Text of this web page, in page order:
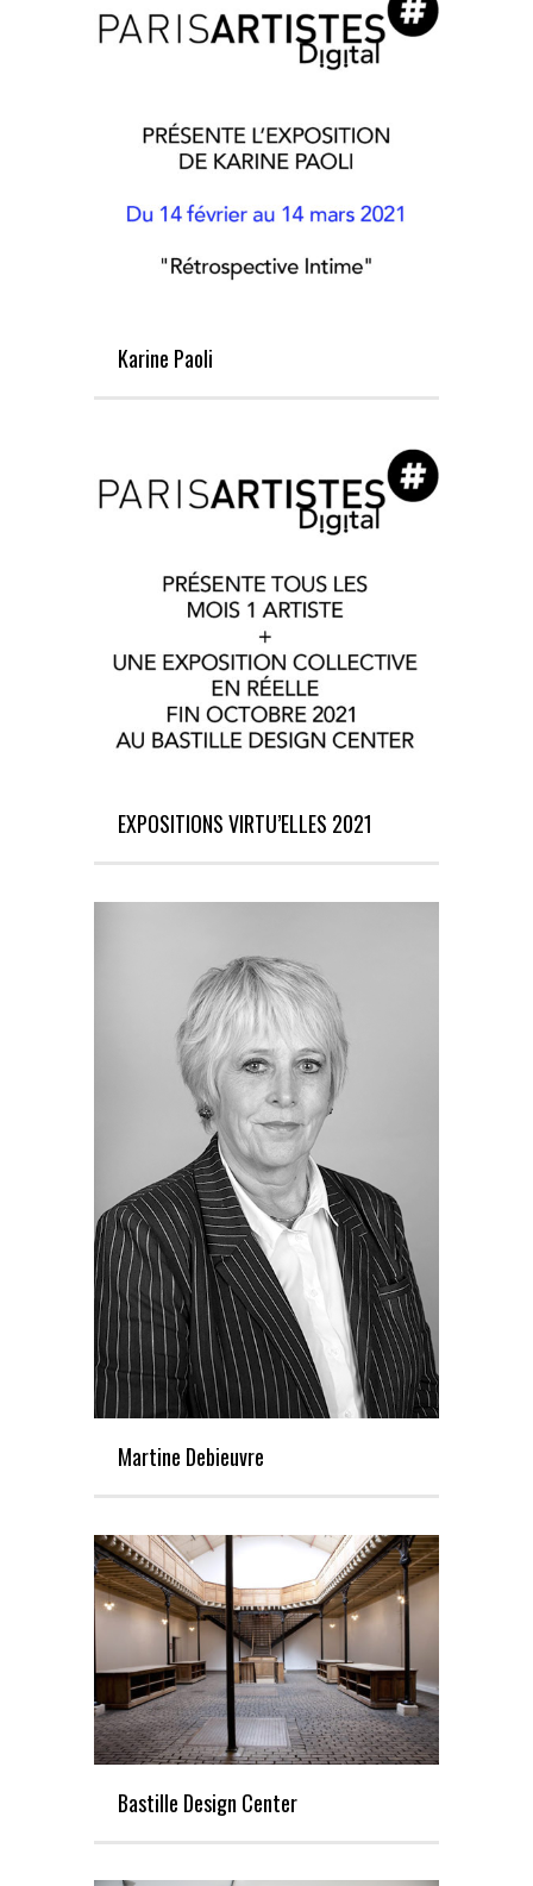
Karine Paoli
EXPOSITIONS VIRTU’ELLES 2021
Martine Debieuvre
Bastille Design Center